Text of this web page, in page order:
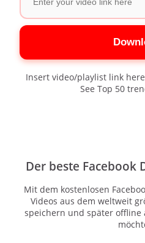
Insert video/playlist link
See Top 50
Der beste Facebook
Mit dem kostenlosen
Videos aus dem weltweit
speichern und später offline